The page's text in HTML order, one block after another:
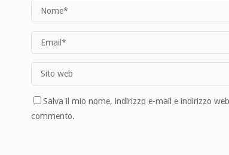
Salva il mio nome, indirizzo e-mail e indirizzo
commento.